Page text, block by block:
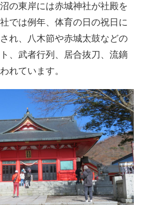
の東岸には赤城神社が社殿を
では例年、体育の日の祝日に
れ、八木節や赤城太鼓などの
、武者行列、居合抜刀、流鏑
れています。